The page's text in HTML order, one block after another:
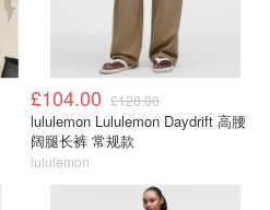
£104.00 £128.00
lululemon Lululemon Daydrift 高腰
阔腿长裤 常规款
lululemon